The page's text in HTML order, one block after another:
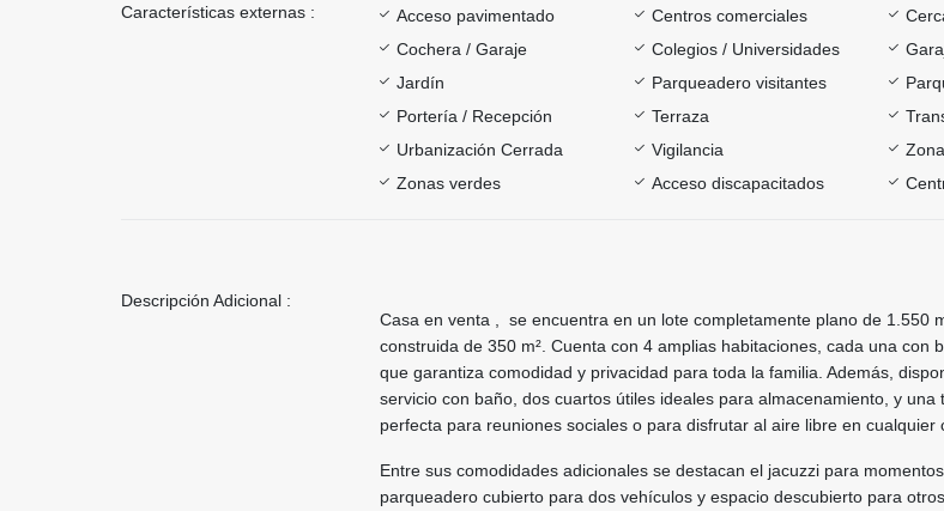
Características externas : Acceso pavimentado Centros comerciales
Cochera / Garaje
Colegios / Universidades
Jardín
Parqueadero visitantes
Portería / Recepción
Terraza
Urbanización Cerrada
Vigilancia
Zonas verdes
Acceso discapacitados
Descripción Adicional :
Casa en venta , se encuentra en un lote completamente plano de 1.550
construida de 350 m². Cuenta con 4 amplias habitaciones, cada una con
que garantiza comodidad y privacidad para toda la familia. Además,
servicio con baño, dos cuartos útiles ideales para almacenamiento, y una
perfecta para reuniones sociales o para disfrutar al aire libre en cualquier
Entre sus comodidades adicionales se destacan el jacuzzi para
parqueadero cubierto para dos vehículos y espacio descubierto para